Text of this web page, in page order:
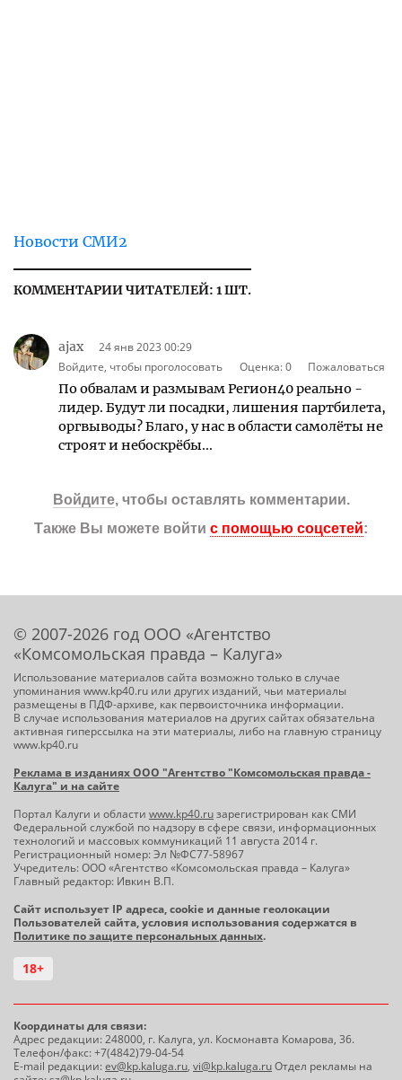
Новости СМИ2
КОММЕНТАРИИ ЧИТАТЕЛЕЙ: 1 ШТ.
ajax
24 янв 2023 00:29
Войдите, чтобы проголосовать
Оценка:0 Пожаловаться
По обвалам и размывам Регион40 реально -
лидер. Будут ли посадки, лишения партбилета,
оргвыводы? Благо, у нас в области самолёты не
строят и небоскрёбы...
Войдите, чтобы оставлять комментарии.
Также Вы можете войти с помощью соцсетей:
© 2007-2026 год ООО «Агентство
«Комсомольская правда – Калуга»
Использование материалов сайта возможно только в случае
упоминания www.kp40.ru или других изданий, чьи материалы
размещены в ПДФ-архиве, как первоисточника информации.
В случае использования материалов на других сайтах обязательна
активная гиперссылка на эти материалы, либо на главную страницу
www.kp40.ru
Реклама в изданиях ООО "Агентство "Комсомольская правда -
Калуга" и на сайте
Портал Калуги и области www.kp40.ruзарегистрирован как СМИ
Федеральной службой по надзору в сфере связи, информационных
технологий и массовых коммуникаций 11 августа 2014 г.
Регистрационный номер: Эл №ФС77-58967
Учредитель: ООО «Агентство «Комсомольская правда – Калуга»
Главный редактор: Ивкин В.П.
Сайт использует IP адреса, cookie и данные геолокации
Пользователей сайта, условия использования содержатся в
Политике по защите персональных данных.
18+
Координаты для связи:
Адрес редакции: 248000, г. Калуга, ул. Космонавта Комарова, 36.
Телефон/факс: +7(4842)79-04-54
E-mail редакции:ev@kp.kaluga.ru, vi@kp.kaluga.ruОтдел рекламы на